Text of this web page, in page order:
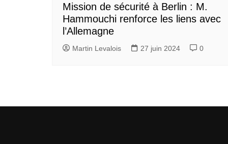
Mission de sécurité à Berlin : M.
Hammouchi renforce les liens avec
l’Allemagne
Martin Levalois 27 juin 2024 0